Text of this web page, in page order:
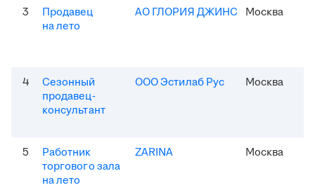
3
Продавец
на лето
АО ГЛОРИЯ ДЖИНС Москва
4
Сезонный
продавец-
консультант
ООО Эстилаб Рус Москва
5
Работник
торгового зала
на лето
ZARINA Москва